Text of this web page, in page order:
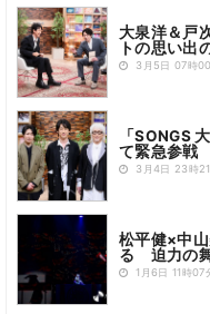
大泉洋＆戸
トの思い出
3月5日 07時
「SONGS
て緊急参戦
3月4日 23時
松平健×中
る 迫力の舞
1月6日 11時07